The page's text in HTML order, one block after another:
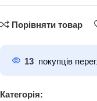
Порівняти товар
13 покупців
Категорія: